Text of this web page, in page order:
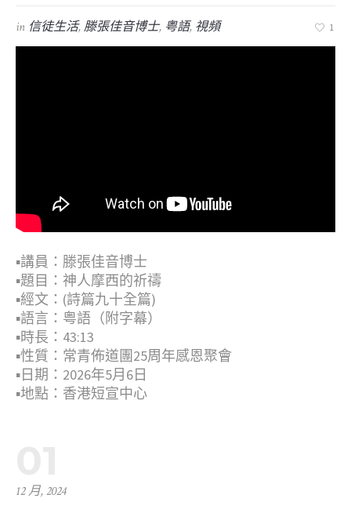
in 信徒生活,滕張佳音博士, 粤語, 視頻 1
▪︎講員：滕張佳音博士
▪︎題目：神人摩西的祈禱
▪︎經文：(詩篇九十全篇)
▪︎語言：粤語（附字幕）
▪︎時長：43:13
▪︎性質：常青佈道團25周年感恩聚會
▪︎日期：2026年5月6日
▪︎地點：香港短宣中心
12 月, 2024